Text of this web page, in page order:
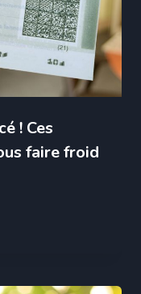
! Ces
faire froid